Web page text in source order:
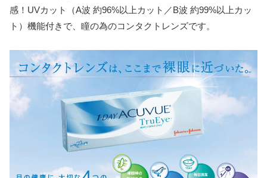
感！UVカット（A波 約96%以上カット／B波 約99%以上カッ
ト）機能付きで、瞳の為のコンタクトレンズです。